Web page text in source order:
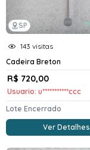
SP
143 visitas
Cadeira Breton
R$ 720,00
Usuario: u***********ccc
Lote Encerrado
Ver Detalhes